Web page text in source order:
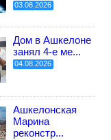
03.08.2026
Дом в Ашкелоне
занял 4-е ме...
04.08.2026
Ашкелонская
Марина
реконстр...